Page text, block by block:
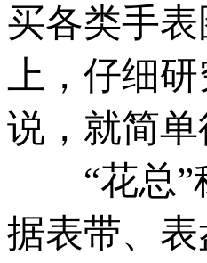
买各类手
上，仔细
说，就简
“花总”称
据表带、